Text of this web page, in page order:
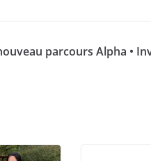
parcours Alpha •